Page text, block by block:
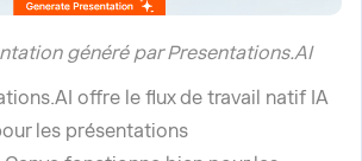
généré par Presentations.AI
offre le flux de travail natif IA
les présentations